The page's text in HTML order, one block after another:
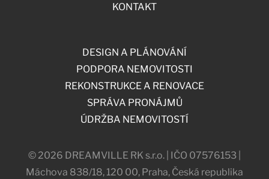
KONTAKT
© 2026 DREAMVILLE RK s.r.o. | IČO 07576153 |
Máchova 838/18, 120 00, Praha, Česká republika
DESIGN A PLÁNOVÁNÍ
PODPORA NEMOVITOSTI
REKONSTRUKCE A RENOVACE
SPRÁVA PRONÁJMŮ
ÚDRŽBA NEMOVITOSTÍ